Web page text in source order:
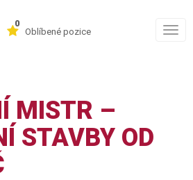
0
Oblíbené pozice
MISTR –
STAVBY OD